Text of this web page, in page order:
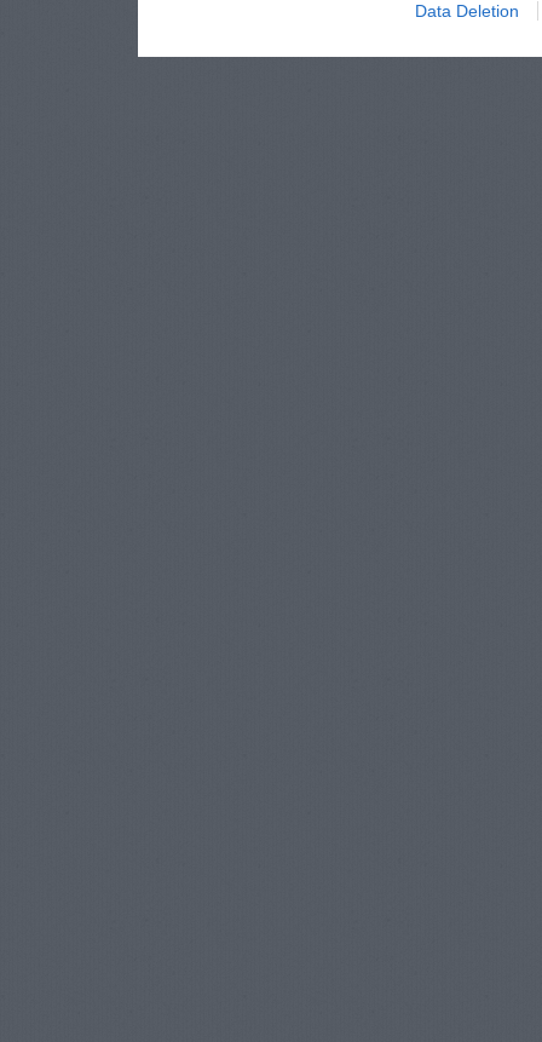
Data Deletion